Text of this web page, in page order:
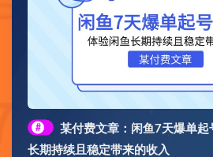
#
某付费文章：闲鱼7天爆单起
长期持续且稳定带来的收入